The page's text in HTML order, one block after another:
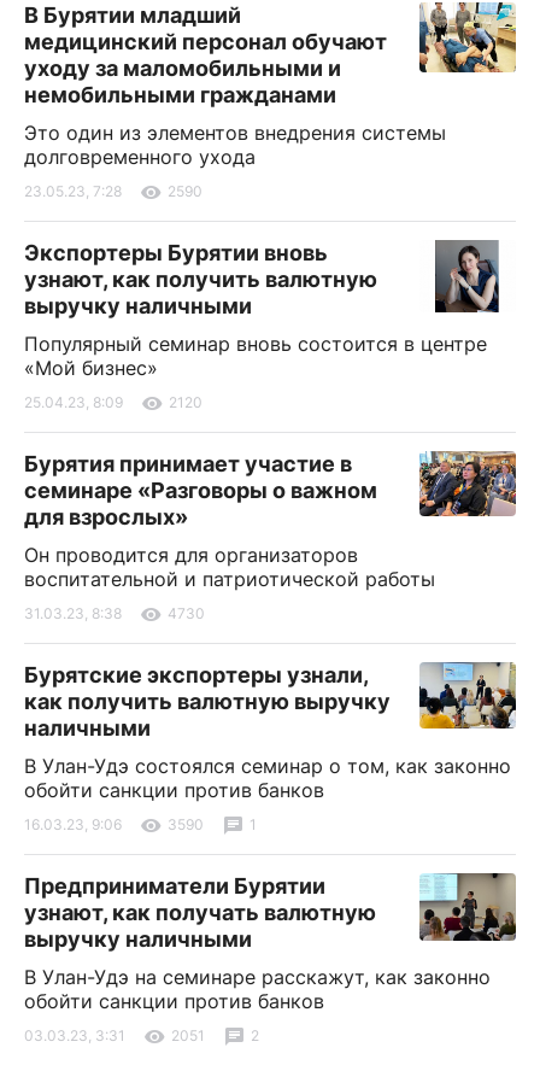
В Бурятии младший
медицинский персонал обучают
уходу за маломобильными и
немобильными гражданами
Это один из элементов внедрения системы
долговременного ухода
23.05.23, 7:28 2590
Экспортеры Бурятии вновь
узнают, как получить валютную
выручку наличными
Популярный семинар вновь состоится в центре
«Мой бизнес»
25.04.23, 8:09 2120
Бурятия принимает участие в
семинаре «Разговоры о важном
для взрослых»
Он проводится для организаторов
воспитательной и патриотической работы
31.03.23, 8:38 4730
Бурятские экспортеры узнали,
как получить валютную выручку
наличными
В Улан-Удэ состоялся семинар о том, как законно
обойти санкции против банков
16.03.23, 9:06 3590 1
Предприниматели Бурятии
узнают, как получать валютную
выручку наличными
В Улан-Удэ на семинаре расскажут, как законно
обойти санкции против банков
03.03.23, 3:31 2051 2